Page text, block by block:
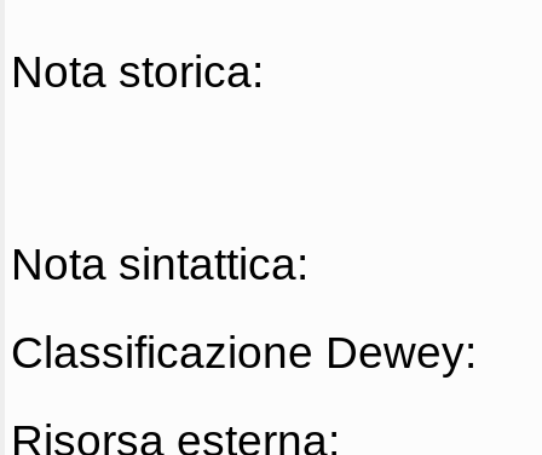
Nota storica:
Nota sintattica:
Classificazione Dewey:
Risorsa esterna: